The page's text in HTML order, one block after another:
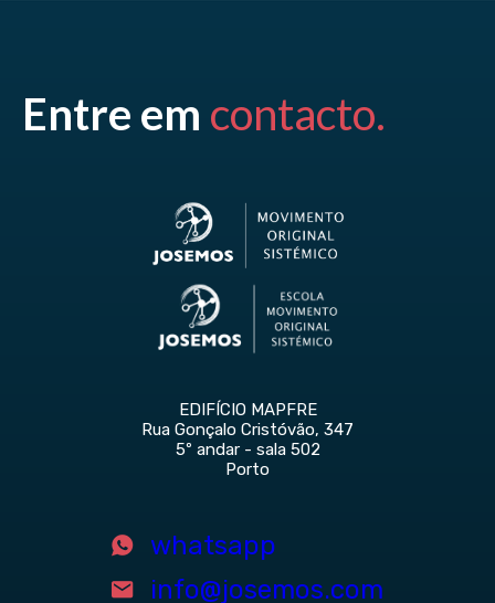
Entre em contacto.
EDIFÍCIO MAPFRE
Rua Gonçalo Cristóvão, 347
5º andar - sala 502
Porto
whatsapp
info@josemos.com